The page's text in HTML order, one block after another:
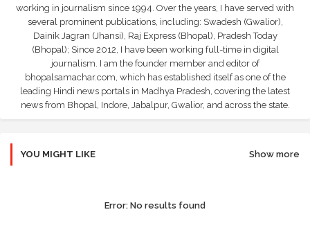
working in journalism since 1994. Over the years, I have served with
several prominent publications, including: Swadesh (Gwalior),
Dainik Jagran (Jhansi), Raj Express (Bhopal), Pradesh Today
(Bhopal); Since 2012, I have been working full-time in digital
journalism. I am the founder member and editor of
bhopalsamachar.com, which has established itself as one of the
leading Hindi news portals in Madhya Pradesh, covering the latest
news from Bhopal, Indore, Jabalpur, Gwalior, and across the state.
YOU MIGHT LIKE Show more
Error: No results found